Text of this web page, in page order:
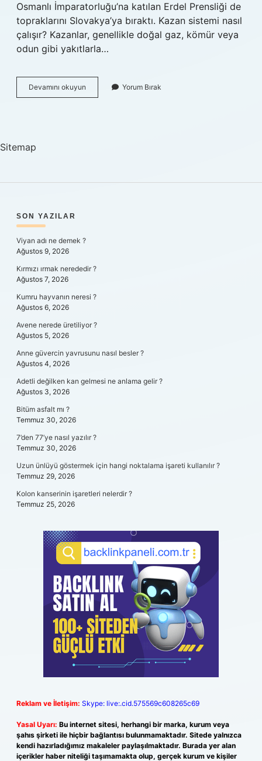
Osmanlı İmparatorluğu’na katılan Erdel Prensliği de
topraklarını Slovakya’ya bıraktı. Kazan sistemi nasıl
çalışır? Kazanlar, genellikle doğal gaz, kömür veya
odun gibi yakıtlarla…
Devamını okuyun
Kazan
Yorum Bırak
Sitemap
SIDEBAR
SON YAZILAR
Viyan adı ne demek ?
Ağustos 9, 2026
Kırmızı ırmak nerededir ?
Ağustos 7, 2026
Kumru hayvanın neresi ?
Ağustos 6, 2026
Avene nerede üretiliyor ?
Ağustos 5, 2026
Anne güvercin yavrusunu nasıl besler ?
Ağustos 4, 2026
Adetli değilken kan gelmesi ne anlama gelir ?
Ağustos 3, 2026
Bitüm asfalt mı ?
Temmuz 30, 2026
7’den 77’ye nasıl yazılır ?
Temmuz 30, 2026
Uzun ünlüyü göstermek için hangi noktalama işareti kullanılır ?
Temmuz 29, 2026
Kolon kanserinin işaretleri nelerdir ?
Temmuz 25, 2026
Reklam ve İletişim: Skype: live:.cid.575569c608265c69
Yasal Uyarı: Bu internet sitesi, herhangi bir marka, kurum veya
şahıs şirketi ile hiçbir bağlantısı bulunmamaktadır. Sitede yalnızca
kendi hazırladığımız makaleler paylaşılmaktadır. Burada yer alan
içerikler haber niteliği taşımamakta olup, gerçek kurum ve kişiler